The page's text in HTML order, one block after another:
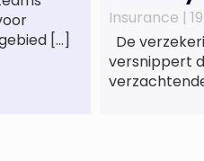
[…]
Insurance |
De
versnippert